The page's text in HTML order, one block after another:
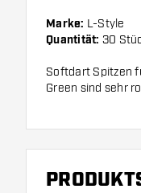
Marke: L-Style
Quantität: 30
Softdart Spitzen
Green sind sehr